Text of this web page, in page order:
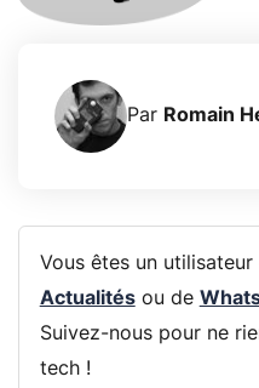
Par Romain
Vous êtes un utilisateur
Actualitésou de
Suivez-nous pour ne
tech !